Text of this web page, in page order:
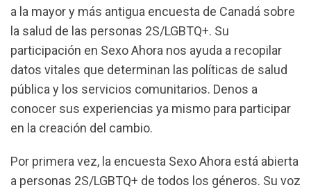
a la mayor y más antigua encuesta de Canadá sobre
la salud de las personas 2S/LGBTQ+. Su
participación en Sexo Ahora nos ayuda a recopilar
datos vitales que determinan las políticas de salud
pública y los servicios comunitarios. Denos a
conocer sus experiencias ya mismo para participar
en la creación del cambio.
Por primera vez, la encuesta Sexo Ahora está abierta
a personas 2S/LGBTQ+ de todos los géneros. Su voz